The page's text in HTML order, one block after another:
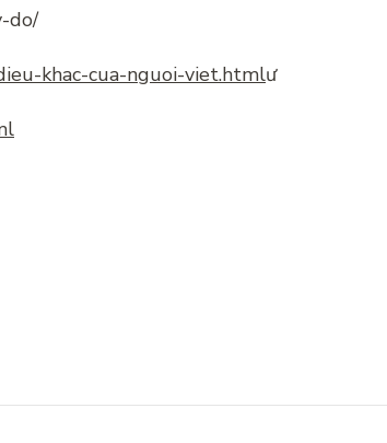
do/
khac-cua-nguoi-viet.htmlư